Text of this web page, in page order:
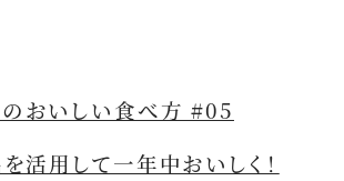
おいしい食べ方 #05
活用して一年中おいしく！